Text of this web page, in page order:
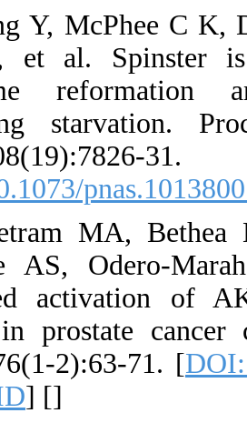
22. Rong Y,
Liu M, et al.
lysosome
following
[DOI:10.1073/
23. Chetram
Hewage AS,
mediated
pVHL in
2013;376(1-